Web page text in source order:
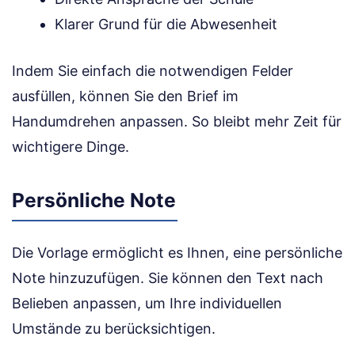
Klarer Grund für die Abwesenheit
Indem Sie einfach die notwendigen Felder
ausfüllen, können Sie den Brief im
Handumdrehen anpassen. So bleibt mehr Zeit für
wichtigere Dinge.
Persönliche Note
Die Vorlage ermöglicht es Ihnen, eine persönliche
Note hinzuzufügen. Sie können den Text nach
Belieben anpassen, um Ihre individuellen
Umstände zu berücksichtigen.